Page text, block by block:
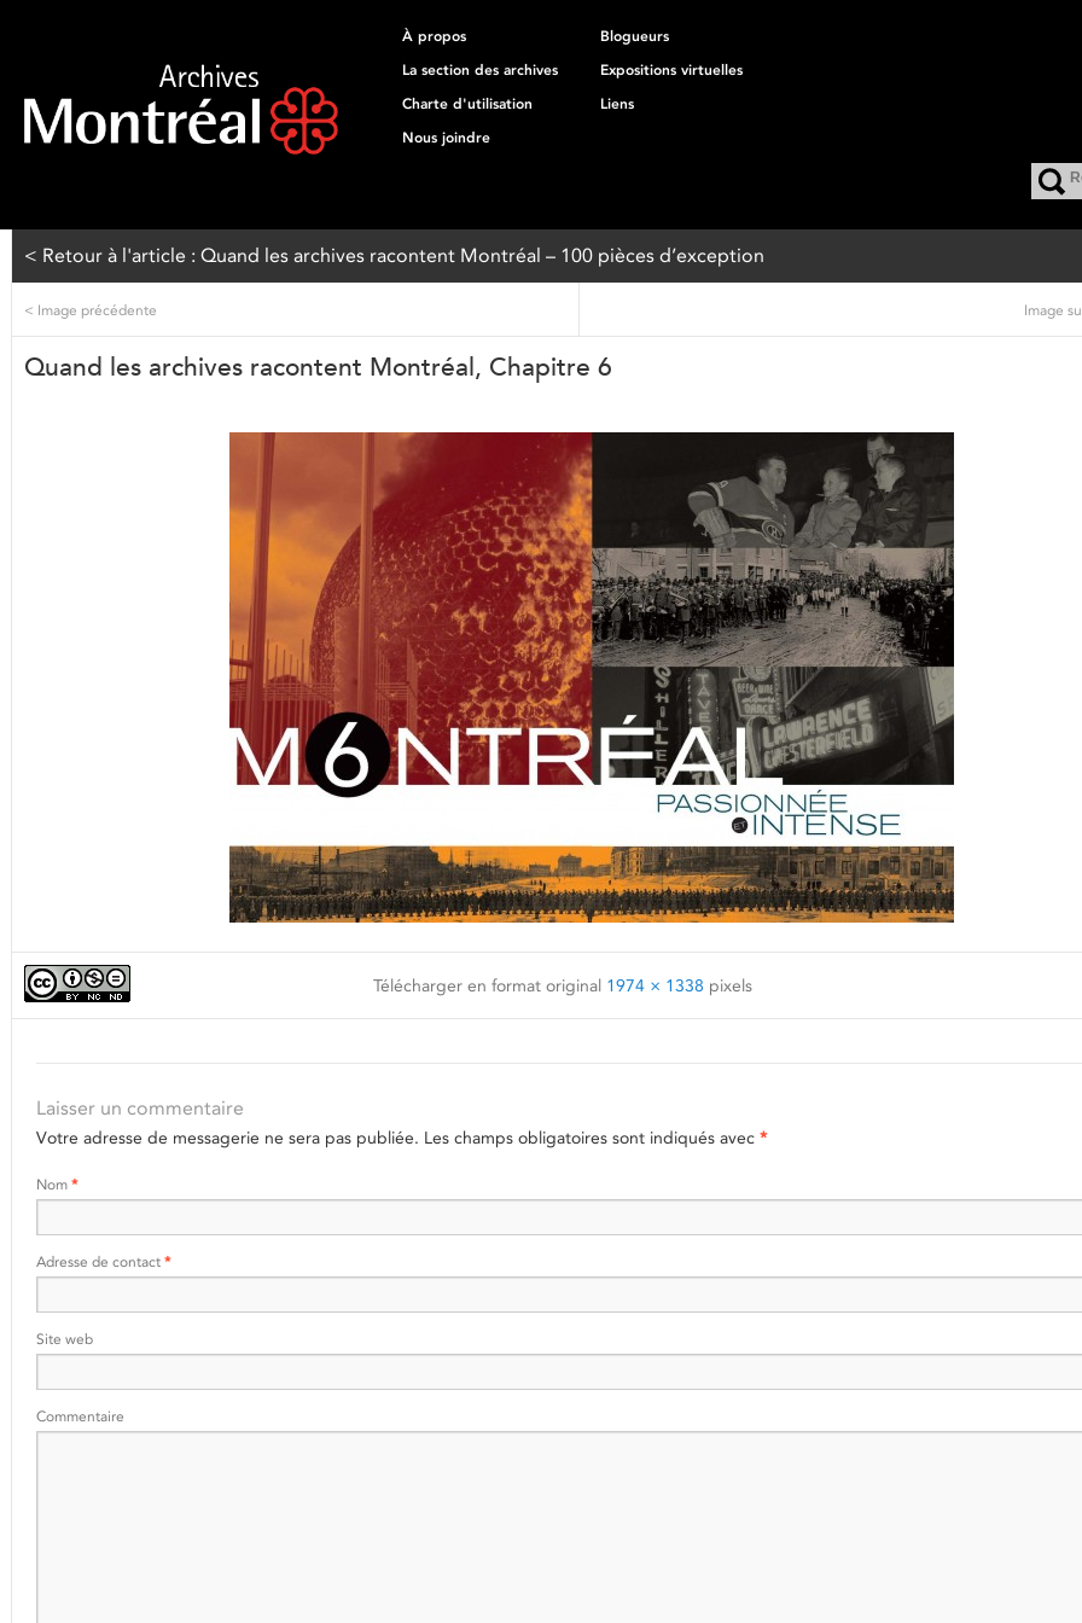
À propos
Blogueurs
La section des archives
Expositions virtuelles
Charte d'utilisation
Liens
Nous joindre
< Retour à l'article : Quand les archives racontent Montréal – 100 pièces d’exception
< Image précédente Image
Quand les archives racontent Montréal, Chapitre 6
Télécharger en format original 1974 × 1338 pixels
Laisser un commentaire
Votre adresse de messagerie ne sera pas publiée. Les champs obligatoires sont indiqués avec *
Nom *
Adresse de contact *
Site web
Commentaire